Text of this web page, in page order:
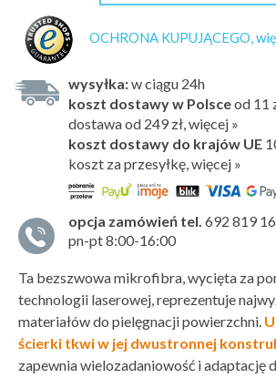
OCHRONA KUPUJĄCEGO,
wysyłka:w ciągu 24h
koszt dostawy w Polsceod 11
dostawa od 249 zł, więcej »
koszt dostawy do krajów UE
koszt za przesyłkę, więcej »
opcja zamówień tel. 692 819
pn-pt 8:00-16:00
Ta bezszwowa mikrofibra, wycięta za
technologii laserowej, reprezentuje
materiałów do pielęgnacji powierzchni.
ścierki tkwi w jej dwustronnej
zapewnia wielozadaniowość i adaptację